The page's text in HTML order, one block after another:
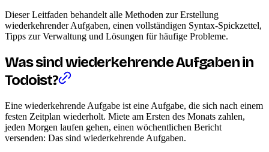
Dieser Leitfaden behandelt alle Methoden zur Erstellung
wiederkehrender Aufgaben, einen vollständigen Syntax-Spickzettel,
Tipps zur Verwaltung und Lösungen für häufige Probleme.
Was sind wiederkehrende Aufgaben in
Todoist?
Eine wiederkehrende Aufgabe ist eine Aufgabe, die sich nach einem
festen Zeitplan wiederholt. Miete am Ersten des Monats zahlen,
jeden Morgen laufen gehen, einen wöchentlichen Bericht
versenden: Das sind wiederkehrende Aufgaben.